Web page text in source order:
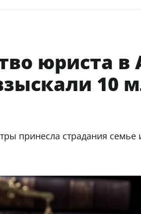
юриста в
10
принесла страдания